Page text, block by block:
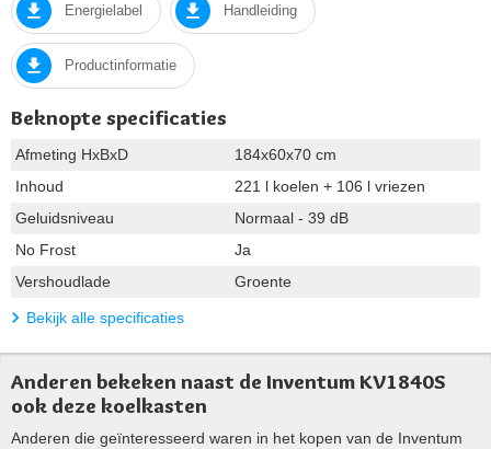
Energielabel Handleiding
Productinformatie
Beknopte specificaties
Afmeting HxBxD
184x60x70 cm
Inhoud
221 l koelen + 106 l vriezen
Geluidsniveau
Normaal - 39 dB
No Frost
Ja
Vershoudlade
Groente
Bekijk alle specificaties
Anderen bekeken naast de Inventum KV1840S
ook deze koelkasten
Anderen die geïnteresseerd waren in het kopen van de Inventum